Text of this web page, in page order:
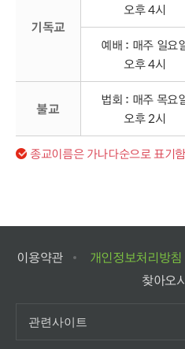
기독교
오후 4시
예배 : 매주 일요
오후 4시
불교
법회 : 매주 목요
오후 2시
종교이름은 가나다순으로 표기함
이용약관 개인정보처리방침
찾아오
관련사이트